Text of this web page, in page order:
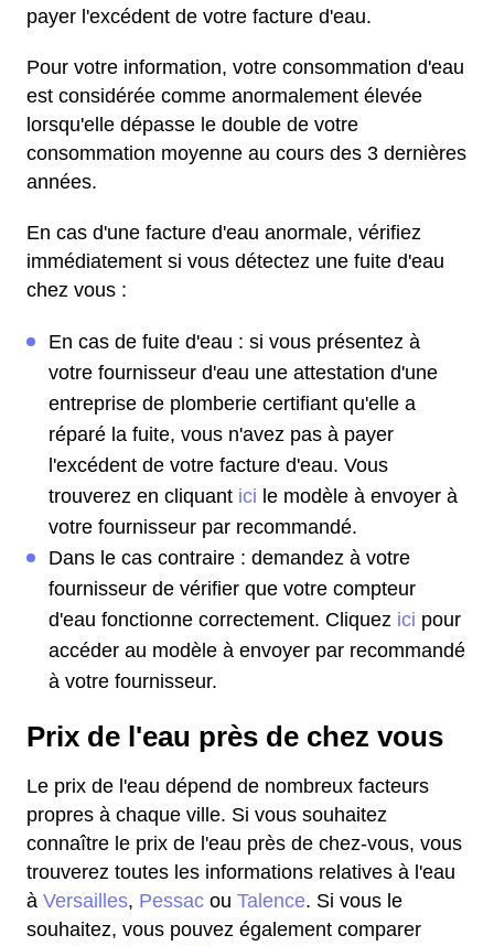
payer l'excédent de votre facture d'eau.
Pour votre information, votre consommation d'eau
est considérée comme anormalement élevée
lorsqu'elle dépasse le double de votre
consommation moyenne au cours des 3 dernières
années.
En cas d'une facture d'eau anormale, vérifiez
immédiatement si vous détectez une fuite d'eau
chez vous :
En cas de fuite d'eau : si vous présentez à
votre fournisseur d'eau une attestation d'une
entreprise de plomberie certifiant qu'elle a
réparé la fuite, vous n'avez pas à payer
l'excédent de votre facture d'eau. Vous
trouverez en cliquant ici le modèle à envoyer à
votre fournisseur par recommandé.
Dans le cas contraire : demandez à votre
fournisseur de vérifier que votre compteur
d'eau fonctionne correctement. Cliquez ici pour
accéder au modèle à envoyer par recommandé
à votre fournisseur.
Prix de l'eau près de chez vous
Le prix de l'eau dépend de nombreux facteurs
propres à chaque ville. Si vous souhaitez
connaître le prix de l'eau près de chez-vous, vous
trouverez toutes les informations relatives à l'eau
à Versailles, Pessac ou Talence. Si vous le
souhaitez, vous pouvez également comparer